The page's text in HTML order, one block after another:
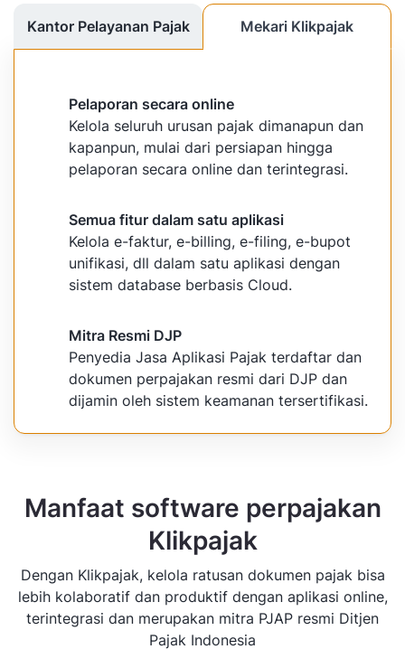
Kantor Pelayanan Pajak Mekari Klikpajak
Pelaporan secara online
Kelola seluruh urusan pajak dimanapun dan
kapanpun, mulai dari persiapan hingga
pelaporan secara online dan terintegrasi.
Semua fitur dalam satu aplikasi
Kelola e-faktur, e-billing, e-filing, e-bupot
unifikasi, dll dalam satu aplikasi dengan
sistem database berbasis Cloud.
Mitra Resmi DJP
Penyedia Jasa Aplikasi Pajak terdaftar dan
dokumen perpajakan resmi dari DJP dan
dijamin oleh sistem keamanan tersertifikasi.
Manfaat software perpajakan
Klikpajak
Dengan Klikpajak, kelola ratusan dokumen pajak bisa
lebih kolaboratif dan produktif dengan aplikasi online,
terintegrasi dan merupakan mitra PJAP resmi Ditjen
Pajak Indonesia